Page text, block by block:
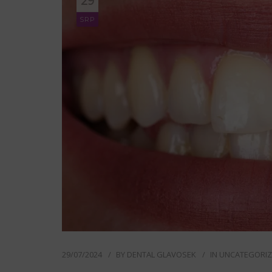
SRP
29/07/2024 BY DENTAL GLAVOSEK IN